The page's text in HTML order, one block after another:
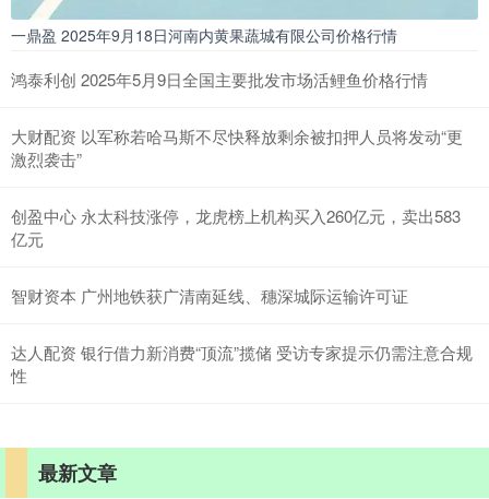
一鼎盈 2025年9月18日河南内黄果蔬城有限公司价格行情
鸿泰利创 2025年5月9日全国主要批发市场活鲤鱼价格行情
大财配资 以军称若哈马斯不尽快释放剩余被扣押人员将发动“更
激烈袭击”
创盈中心 永太科技涨停，龙虎榜上机构买入260亿元，卖出583
亿元
智财资本 广州地铁获广清南延线、穗深城际运输许可证
达人配资 银行借力新消费“顶流”揽储 受访专家提示仍需注意合规
性
最新文章